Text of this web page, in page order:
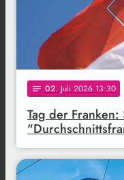
notes 02. Juli 2026 13:30
Tag der